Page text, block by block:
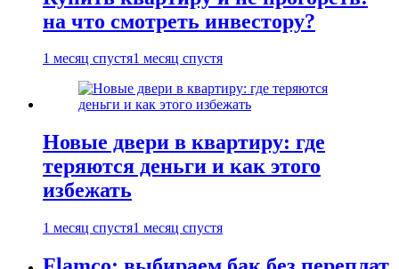
на что смотреть инвестору?
1 месяц спустя1 месяц спустя
Новые двери в квартиру: где
теряются деньги и как этого
избежать
1 месяц спустя1 месяц спустя